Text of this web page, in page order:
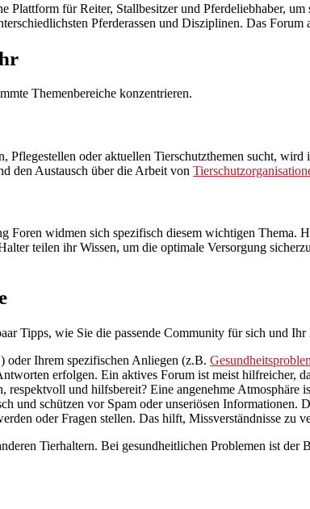
für Reiter, Stallbesitzer und Pferdeliebhaber,
Pferderassen und Disziplinen. Das
Themenbereiche konzentrieren.
oder aktuellen Tierschutzthemen sucht,
den Austausch über die Arbeit von
Foren widmen sich spezifisch diesem wichtigen Thema.
teilen ihr Wissen, um die optimale Versorgung
Tipps, wie Sie die passende Community für sich und Ihr
oder Ihrem spezifischen Anliegen (z.B.
erfolgen. Ein aktives Forum ist meist hilfreicher,
und hilfsbereit? Eine angenehme Atmosphäre
und schützen vor Spam oder unseriösen Informationen.
oder Fragen stellen. Das hilft, Missverständnisse zu
Tierhaltern. Bei gesundheitlichen Problemen ist der